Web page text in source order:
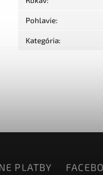
Pohlavie:
Kategória:
PLATBY